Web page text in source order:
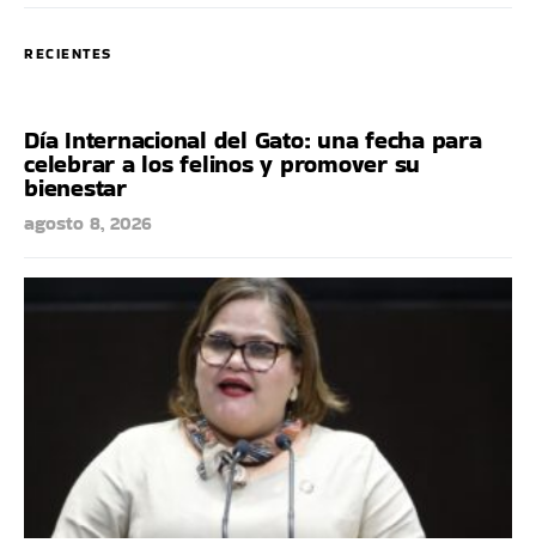
RECIENTES
Día Internacional del Gato: una fecha para
celebrar a los felinos y promover su
bienestar
agosto 8, 2026